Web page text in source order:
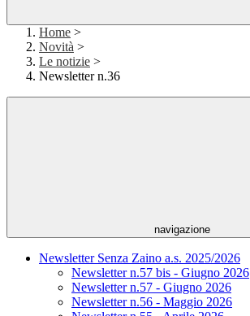
Home >
Novità >
Le notizie >
Newsletter n.36
navigazione
Newsletter Senza Zaino a.s. 2025/2026
Newsletter n.57 bis - Giugno 2026
Newsletter n.57 - Giugno 2026
Newsletter n.56 - Maggio 2026